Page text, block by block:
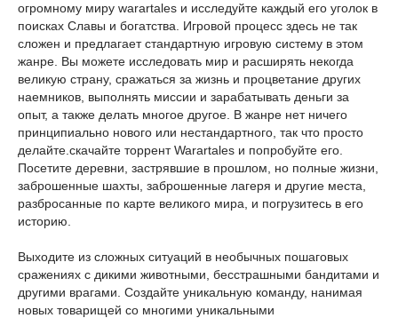
огромному миру warartales и исследуйте каждый его уголок в
поисках Славы и богатства. Игровой процесс здесь не так
сложен и предлагает стандартную игровую систему в этом
жанре. Вы можете исследовать мир и расширять некогда
великую страну, сражаться за жизнь и процветание других
наемников, выполнять миссии и зарабатывать деньги за
опыт, а также делать многое другое. В жанре нет ничего
принципиально нового или нестандартного, так что просто
делайте.скачайте торрент Warartales и попробуйте его.
Посетите деревни, застрявшие в прошлом, но полные жизни,
заброшенные шахты, заброшенные лагеря и другие места,
разбросанные по карте великого мира, и погрузитесь в его
историю.
Выходите из сложных ситуаций в необычных пошаговых
сражениях с дикими животными, бесстрашными бандитами и
другими врагами. Создайте уникальную команду, нанимая
новых товарищей со многими уникальными